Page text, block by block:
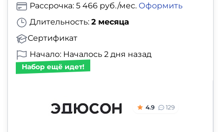
Длительность: 2 месяца
Сертификат
Рассрочка: 5 466 руб./мес. Оформить
Начало: Началось 2 дня назад
Набор ещё идет!
4.9 129